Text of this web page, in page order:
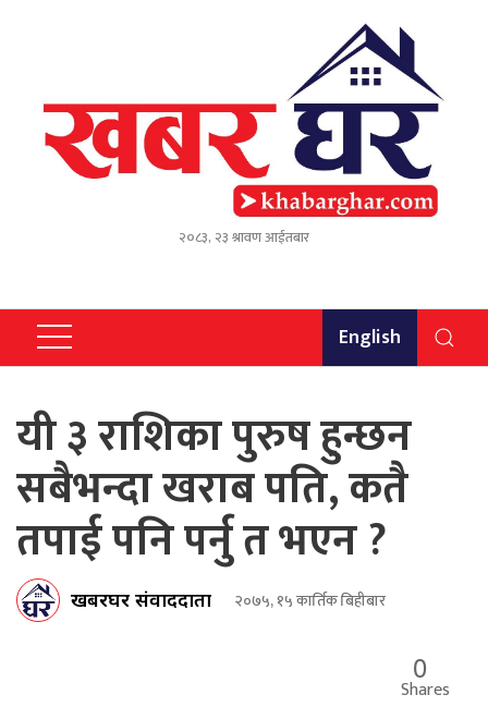
२०८३, २३ श्रावण आईतबार
English
यी ३ राशिका पुरुष हुन्छन
सबैभन्दा खराब पति, कतै
तपाई पनि पर्नु त भएन ?
खबरघर संवाददाता २०७५, १५ कार्तिक बिहीबार
0
Shares